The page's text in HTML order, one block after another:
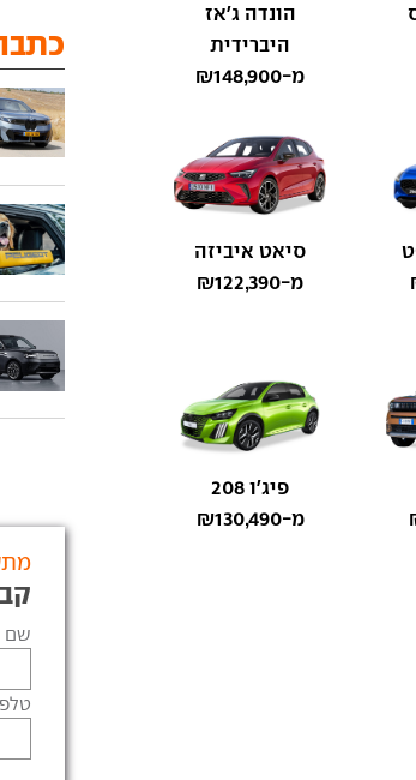
הונדה ג'אז
היברידית
מ-₪148,900
סיאט איביזה
מ-₪122,390
פיג'ו 208
מ-₪130,490
שם